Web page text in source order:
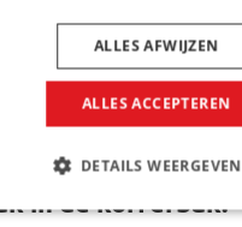
op
in de kofferbak.
ALLES ACCEPTEREN
ALLES AFWIJZEN
DETAILS WEERGEVEN